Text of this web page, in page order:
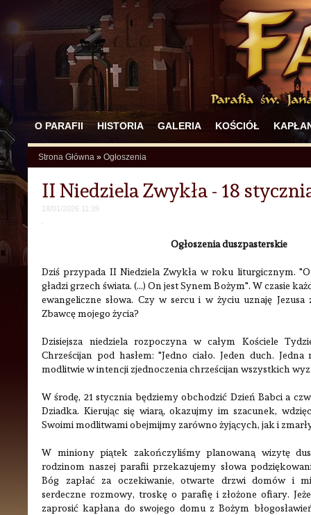
O PARAFII HISTORIA GALERIA KOŚCIÓŁ
Strona Główna » Ogłoszenia
II Niedziela Zwykła - 18
18/01/2026 11:39
Ogłoszenia duszpasterskie
Dziś przypada II Niedziela Zwykła w roku liturgicznym.
gładzi grzech świata. (...) On jest Synem Bożym". W czasie
ewangeliczne słowa. Czy w sercu i w życiu uznaję Jezusa
Zbawcę mojego życia?
Dzisiejsza niedziela rozpoczyna w całym Kościele
Chrześcijan pod hasłem: "Jedno ciało. Jeden duch. Jedna
modlitwie w intencji zjednoczenia chrześcijan wszystkich
W środę, 21 stycznia będziemy obchodzić Dzień Babci a
Dziadka. Kierując się wiarą, okazujmy im szacunek,
Swoimi modlitwami obejmijmy zarówno żyjących, jak i
W miniony piątek zakończyliśmy planowaną wizytę
rodzinom naszej parafii przekazujemy słowa
Bóg zapłać za oczekiwanie, otwarte drzwi domów i
serdeczne rozmowy, troskę o parafię i złożone ofiary.
zaprosić kapłana do swojego domu z Bożym